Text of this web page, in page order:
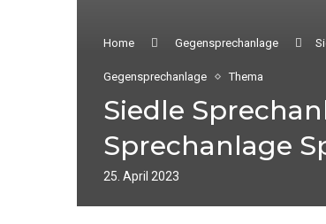
Home Gegensprechanlage
Gegensprechanlage Thema
Siedle
Sprechanlage
25. April 2023